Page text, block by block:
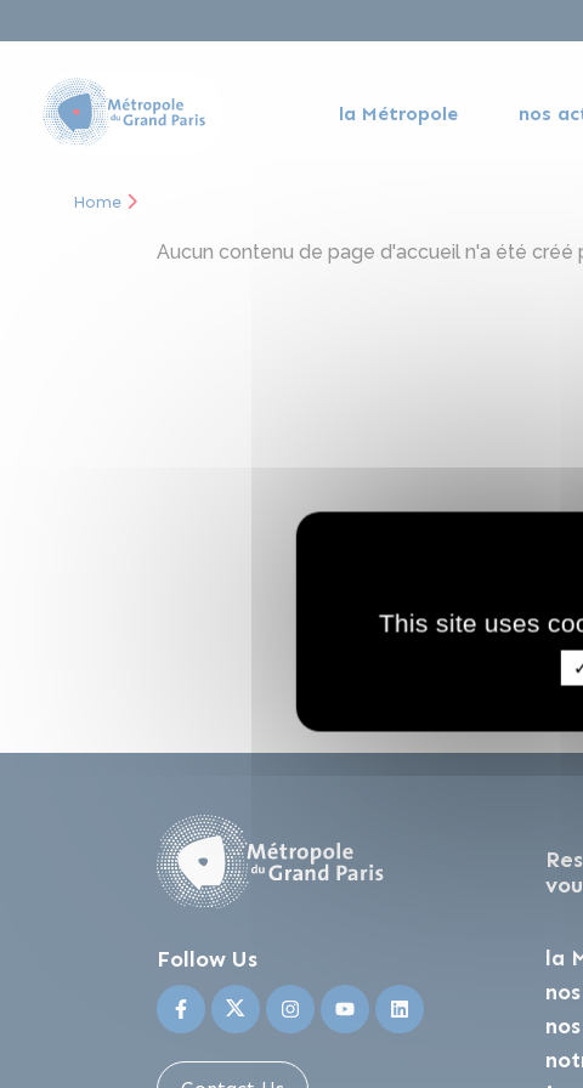
la Métropole nos
Home
Aucun contenu de page d'accueil n'a été créé
Follow Us
Suivez-nous sur Facebook
Suivez-nous sur Twitter
Suivez-nous sur Instagram
Suivez-nous sur
Suivez-nous sur
la
This site uses